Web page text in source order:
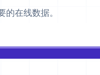
的在线数据。